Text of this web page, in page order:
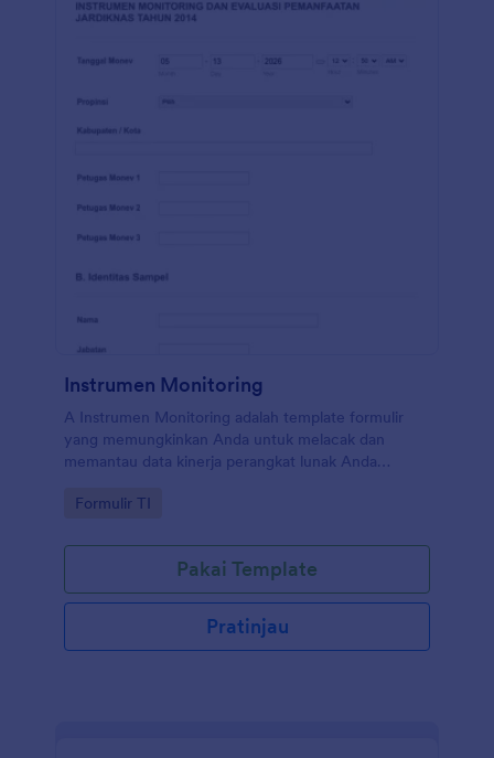
perasaannya. Jawaban mereka dapat ditinjau oleh
pembinaan internal atau pendidikan berkelanjutan.
untuk menetapkan nomor umpan balik setiap kiriman
tanggapan. Jika Anda ingin mengirimkan tanggapan
Dropbox, AirTable dan lainnya secara otomatis
Table Jotform atau Pembuat Laporan JotForm.
manfaatkan sepenuhnya. Perlu membuat survei
Pembuat Survei gratis dari Jotform, sekarang.
Instrumen Monitoring
A Instrumen Monitoring adalah template formulir
yang memungkinkan Anda untuk melacak dan
memantau data kinerja perangkat lunak Anda
mengelola alat monitoring dengan mudah
Go to Category:
Formulir TI
Pakai Template
Pratinjau